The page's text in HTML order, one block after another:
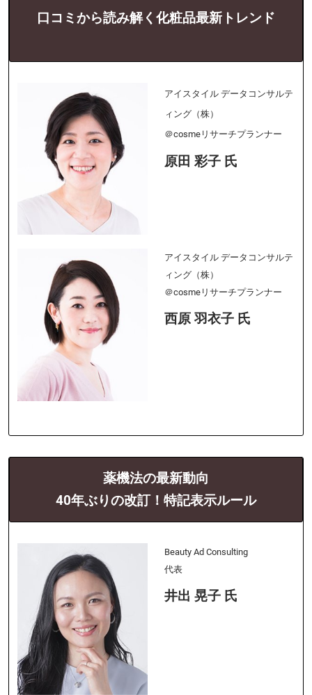
口コミから読み解く化粧品最新トレンド
アイスタイル データコンサルテ
ィング（株）
＠cosmeリサーチプランナー
原田 彩子 氏
アイスタイル データコンサルテ
ィング（株）
＠cosmeリサーチプランナー
西原 羽衣子 氏
薬機法の最新動向
40年ぶりの改訂！特記表示ルール
Beauty Ad Consulting
代表
井出 晃子 氏